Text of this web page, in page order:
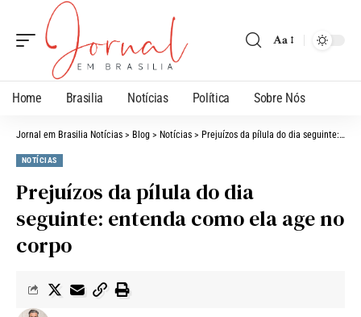
Aa
Home Brasilia Notícias Política Sobre Nós
Jornal em Brasilia Notícias > Blog > Notícias > Prejuízos da pílula do dia seguinte: entenda como ela age no corpo
NOTÍCIAS
Prejuízos da pílula do dia
seguinte: entenda como ela age no
corpo